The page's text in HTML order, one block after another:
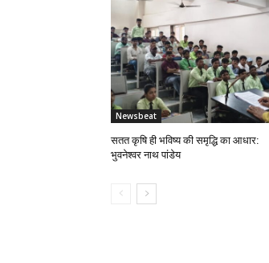
Newsbeat
सतत कृषि ही भविष्य की समृद्धि का आधार:
भुवनेश्वर नाथ पांडेय